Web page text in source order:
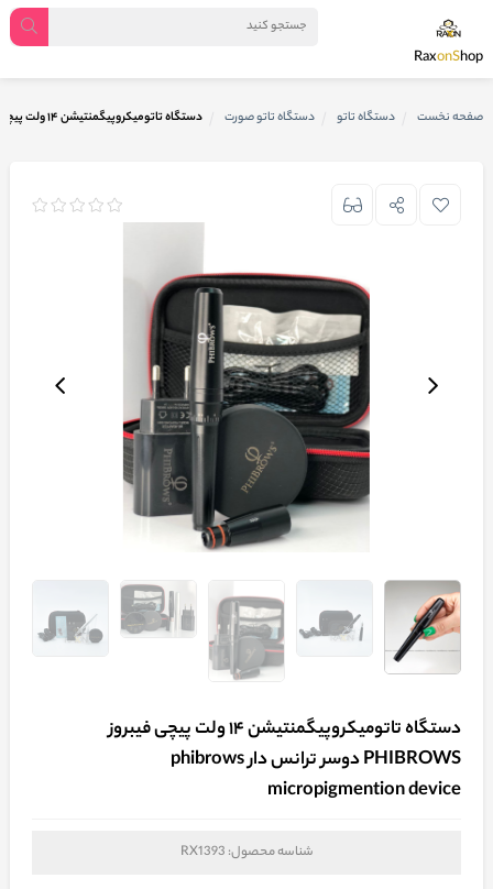
RaxonShop
صفحه نخست دستگاه تاتو دستگاه تاتو صورت دستگاه تاتومیکروپیگمنتیشن ۱۴ ولت پیچی فیبروز PHIBROWS دوسر ترانس دار phibrows micropigmention device
دستگاه تاتومیکروپیگمنتیشن ۱۴ ولت پیچی فیبروز
PHIBROWS دوسر ترانس دار phibrows
micropigmention device
شناسه محصول: RX1393